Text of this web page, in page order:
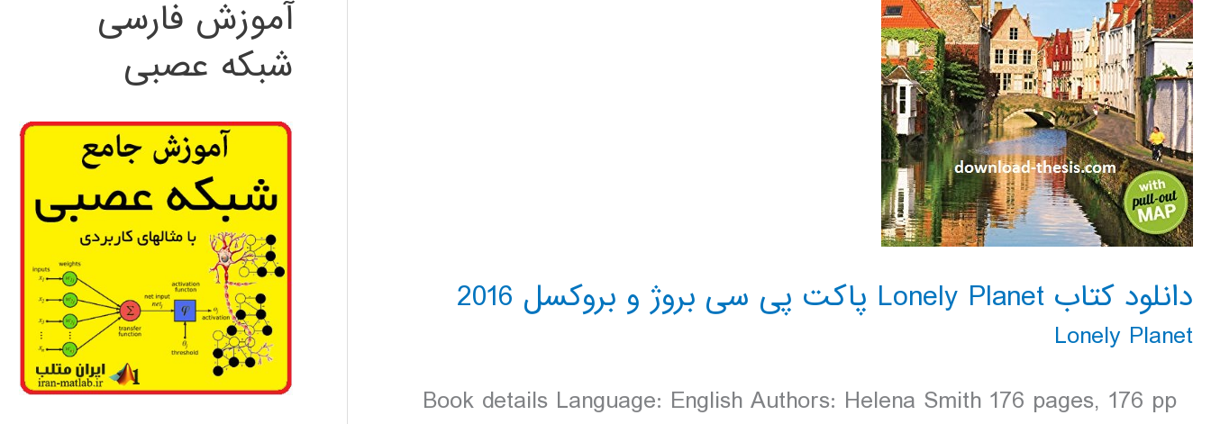
دانلود کتاب Lonely Planet پاکت پی سی بروژ و بروکسل 2016
Lonely Planet
Book details Language: English Authors: Helena Smith 176 pages, 176 pp
آموزش فارسی
شبکه عصبی